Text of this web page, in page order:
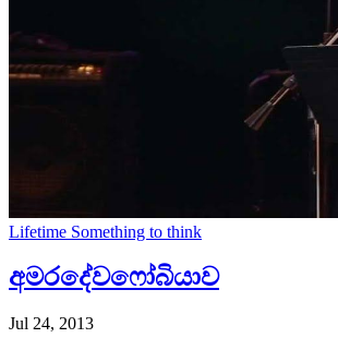
Lifetime Something to think
අමරදේවෆෝබියාව
Jul 24, 2013